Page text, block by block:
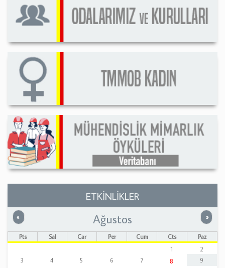
ETKİNLİKLER
« Önceki »
Ağustos
Pts Sal Çar Per Cum Cts
Paz
1
2
3
4 5 6 7 8
9